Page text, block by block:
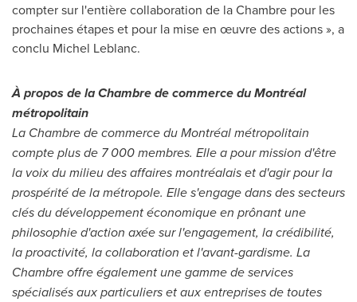
compter sur l'entière collaboration de la Chambre pour les
prochaines étapes et pour la mise en œuvre des actions », a
conclu Michel Leblanc.
À propos de laChambre decommerce du Montréal
métropolitain
La Chambre decommerce du Montréal métropolitain
compte plus de 7 000 membres. Elle a pour mission d'être
la voix du milieu des affaires montréalais et d'agir pour la
prospérité de la métropole. Elle s'engage dans des secteurs
clés du développement économique en prônant une
philosophie d'action axée sur l'engagement, la crédibilité,
la proactivité, la collaboration et l'avant-gardisme. La
Chambre offre également une gamme de services
spécialisés aux particuliers et aux entreprises de toutes